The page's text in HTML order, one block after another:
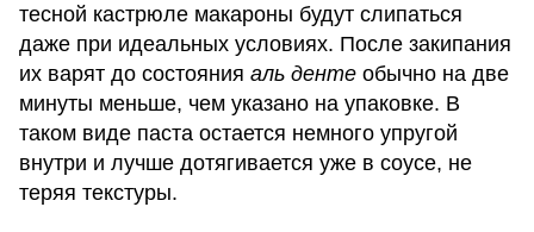
тесной кастрюле макароны будут слипаться
даже при идеальных условиях. После закипания
их варят до состояния аль денте обычно на две
минуты меньше, чем указано на упаковке. В
таком виде паста остается немного упругой
внутри и лучше дотягивается уже в соусе, не
теряя текстуры.